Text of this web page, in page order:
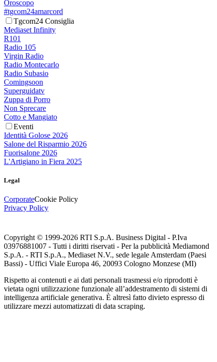
Oroscopo
#tgcom24amarcord
Tgcom24 Consiglia
Mediaset Infinity
R101
Radio 105
Virgin Radio
Radio Montecarlo
Radio Subasio
Comingsoon
Superguidatv
Zuppa di Porro
Non Sprecare
Cotto e Mangiato
Eventi
Identità Golose 2026
Salone del Risparmio 2026
Fuorisalone 2026
L'Artigiano in Fiera 2025
Legal
CorporateCookie Policy
Privacy Policy
Copyright © 1999-2026 RTI S.p.A. Business Digital - P.Iva
03976881007 - Tutti i diritti riservati - Per la pubblicità Mediamond
S.p.A. - RTI S.p.A., Mediaset N.V., sede legale Amsterdam (Paesi
Bassi) - Uffici Viale Europa 46, 20093 Cologno Monzese (MI)
Rispetto ai contenuti e ai dati personali trasmessi e/o riprodotti è
vietata ogni utilizzazione funzionale all’addestramento di sistemi di
intelligenza artificiale generativa. È altresì fatto divieto espresso di
utilizzare mezzi automatizzati di data scraping.